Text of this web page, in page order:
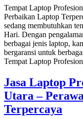
Tempat Laptop
Perbaikan Laptop
sedang membutuhkan
Hari. Dengan
berbagai jenis laptop,
bergaransi untuk
Tempat Laptop
Jasa Laptop
Utara –
Terpercaya